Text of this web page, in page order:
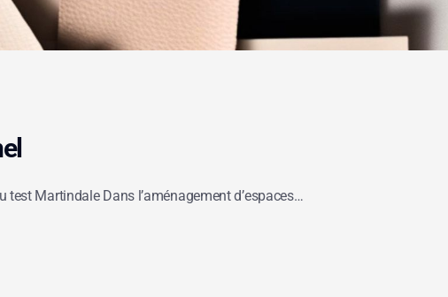
Martindale Dans l’aménagement d’espaces…